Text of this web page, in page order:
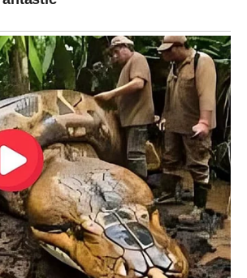
SAMOPOUZDANJA
marta dobija energiju “vraćam se
govori: “Vreme je da te primete.”
vrednosti – na poslu, u društvu,
kroz priznanje, uspeh, priliku da budeš
ili simpatija pokazuje pažnju koja ti
i potrebu da bude po tvom – jer
kada si velikodušan, a ne kada